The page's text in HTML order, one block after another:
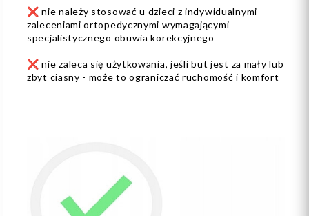
❌ nie należy stosować u dzieci z indywidualnymi
zaleceniami ortopedycznymi wymagającymi
specjalistycznego obuwia korekcyjnego
❌ nie zaleca się użytkowania, jeśli but jest za mały lub
zbyt ciasny - może to ograniczać ruchomość i komfort